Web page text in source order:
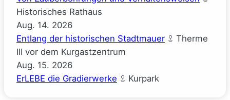
Historisches Rathaus
Aug. 14. 2026
Entlang der historischen Stadtmauer
Therme
III vor dem Kurgastzentrum
Aug. 15. 2026
ErLEBE die Gradierwerke
Kurpark